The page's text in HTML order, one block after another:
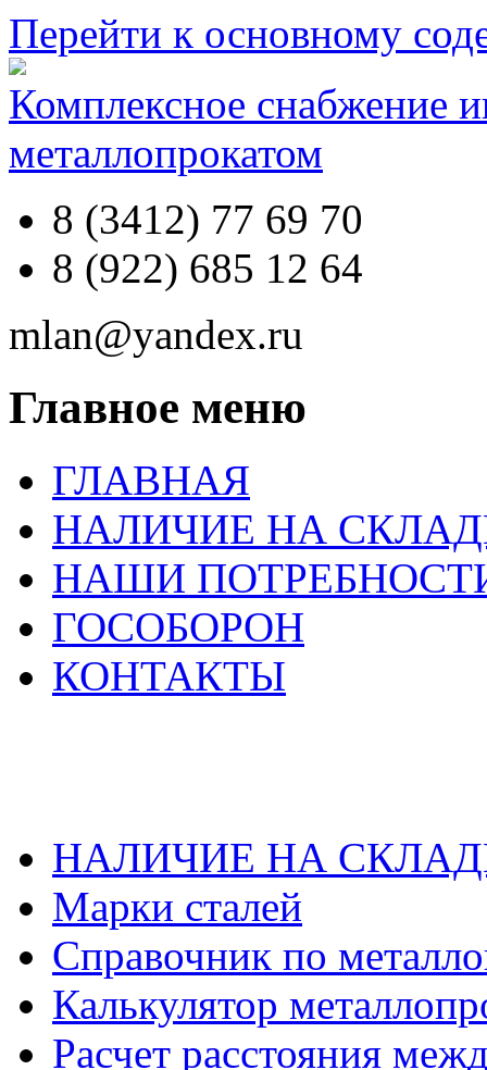
Перейти к основному
Комплексное снабжение
металлопрокатом
8 (3412) 77 69 70
8 (922) 685 12 64
mlan@yandex.ru
Главное меню
ГЛАВНАЯ
НАЛИЧИЕ НА
НАШИ
ГОСОБОРОН
КОНТАКТЫ
НАЛИЧИЕ НА
Марки сталей
Справочник по
Калькулятор
Расчет расстояния